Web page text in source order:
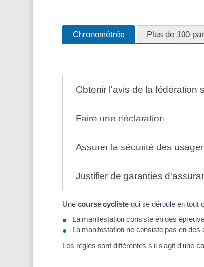
Chronométrée Plus de 100
Obtenir l'avis de la fédération
Faire une déclaration
Assurer la sécurité des
Justifier de garanties
Une course cyclistequi se déroule en tout
La manifestation consiste en des
La manifestation ne consiste pas en
Les règles sont différentes s'il s'agit d'une